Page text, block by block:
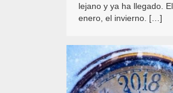
lejano y ya ha llegado.
enero, el invierno. […]